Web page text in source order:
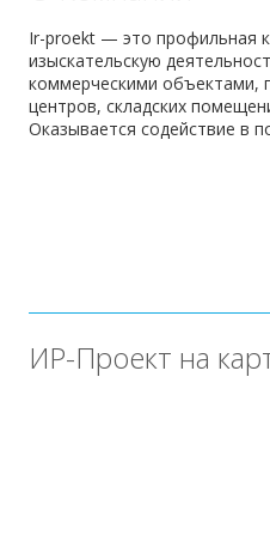
Ir-proekt — это профильная
изыскательскую
коммерческими объектами,
центров, складских
Оказывается содействие в
ИР-Проект на